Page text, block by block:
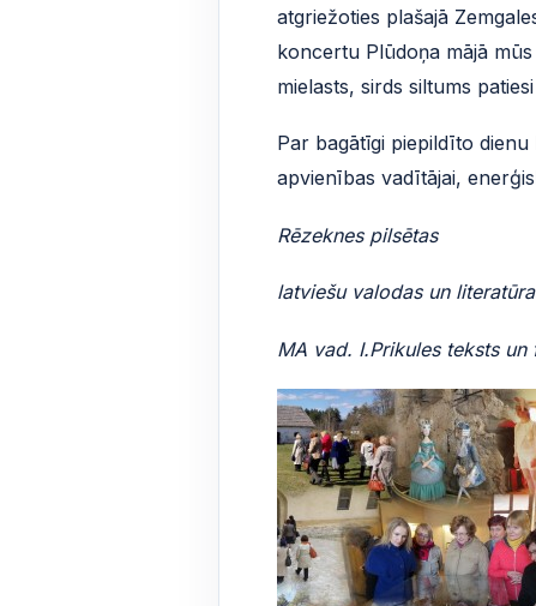
atgriežoties plašajā
koncertu Plūdoņa mājā
mielasts, sirds siltums
Par bagātīgi piepildīto
apvienības vadītājai,
Rēzeknes pilsētas
latviešu valodas un
MA vad. I.Prikules teksts un